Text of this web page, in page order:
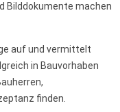
Bilddokumente machen
auf und vermittelt
in Bauvorhaben
finden.